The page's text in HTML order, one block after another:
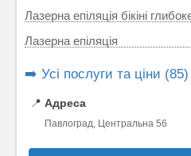
Лазерна епіляція бікіні
Лазерна епіляція
➡️ Усі послуги та ціни (85)
📍 Адреса
Павлоград, Центральна 56